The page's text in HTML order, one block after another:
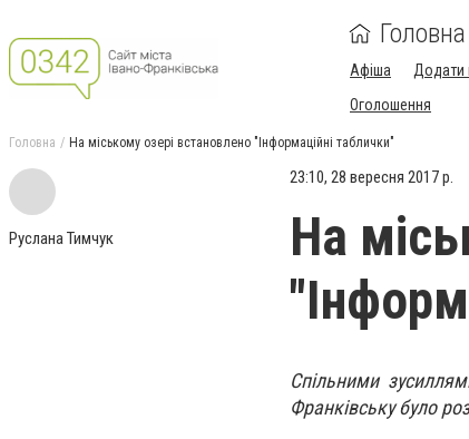
Головна
Афіша Додати
Оголошення
Головна На міському озері встановлено "Інформаційні таблички"
Руслана Тимчук
23:10, 28 вересня 2017 р.
На
Спільними
Франківську було